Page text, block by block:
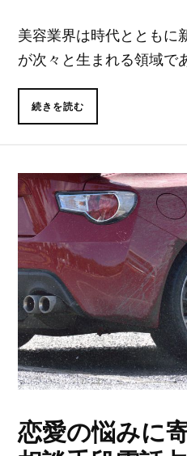
美容業界は時代とともに
が次々と生まれる領域で
続きを読む
恋愛の悩みに